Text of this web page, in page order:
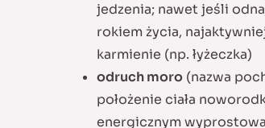
jedzenia; nawet jeśli
rokiem życia,
karmienie (np. łyżeczka)
odruch moro (nazwa
położenie ciała
energicznym